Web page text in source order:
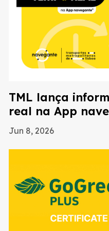
TML lança
real na App
Jun 8, 2026